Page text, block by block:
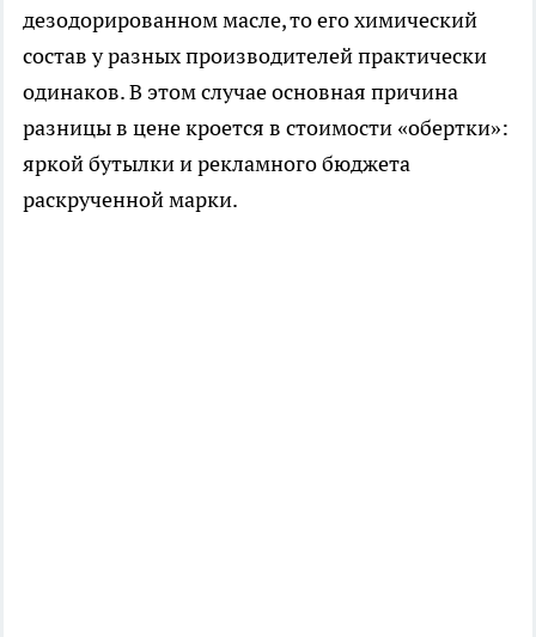
дезодорированном масле, то его химический
состав у разных производителей практически
одинаков. В этом случае основная причина
разницы в цене кроется в стоимости «обертки»:
яркой бутылки и рекламного бюджета
раскрученной марки.